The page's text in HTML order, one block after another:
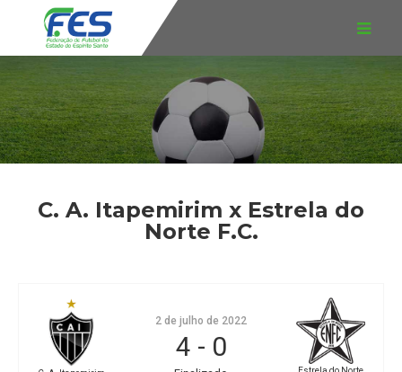
C. A. Itapemirim x Estrela do
Norte F.C.
2 de julho de 2022
4 - 0